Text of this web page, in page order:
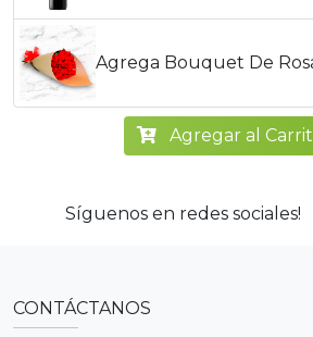
Agrega Bouquet De
Agregar al
Síguenos en redes sociales!
CONTÁCTANOS